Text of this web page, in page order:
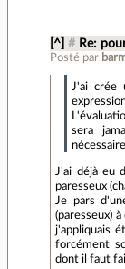
[^] # Re:
Posté par
J'ai crée
sera
J'ai déjà eu
paresseux
Je pars
(paresseux)
j'appliquais
forcément
dont il faut